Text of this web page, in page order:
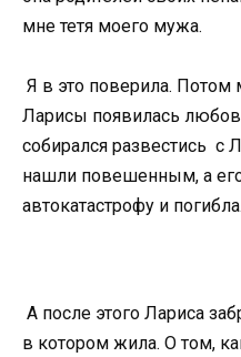
мне тетя моего мужа.
Я в это поверила. Потом
Ларисы появилась
собирался развестись с
нашли повешенным, а
автокатастрофу и погибла.
А после этого Лариса
в котором жила. О том,